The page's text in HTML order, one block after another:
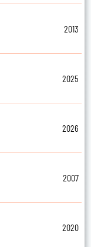
2013
2025
2026
2007
2020